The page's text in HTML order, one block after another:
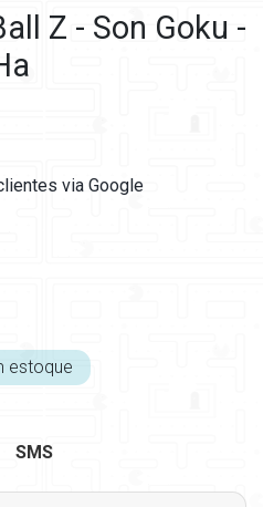
Z - Son Goku -
via Google
estoque
SMS